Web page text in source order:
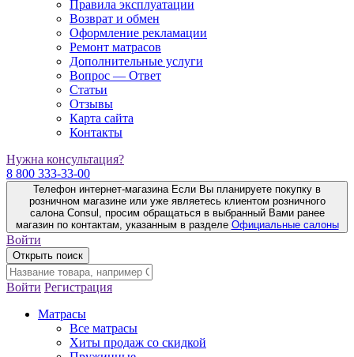
Правила эксплуатации
Возврат и обмен
Оформление рекламации
Ремонт матрасов
Дополнительные услуги
Вопрос — Ответ
Статьи
Отзывы
Карта сайта
Контакты
Нужна консультация?
8 800 333-33-00
Телефон интернет-магазина Если Вы планируете покупку в
розничном магазине или уже являетесь клиентом розничного
салона Consul, просим обращаться в выбранный Вами ранее
магазин по контактам, указанным в разделе Официальные салоны
Войти
Открыть поиск
Войти Регистрация
Матрасы
Все матрасы
Хиты продаж со скидкой